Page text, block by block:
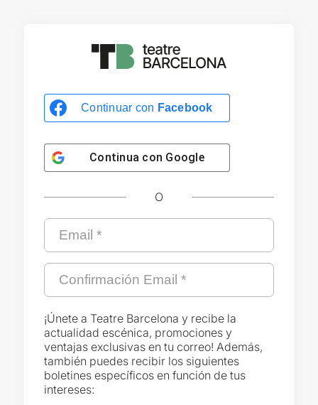
Continuar con Facebook
Continua con Google
O
¡Únete a Teatre Barcelona y recibe la
actualidad escénica, promociones y
ventajas exclusivas en tu correo! Además,
también puedes recibir los siguientes
boletines específicos en función de tus
intereses: